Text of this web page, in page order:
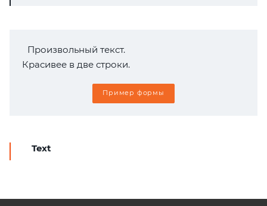
Произвольный текст.
Красивее в две строки.
Пример формы
Text